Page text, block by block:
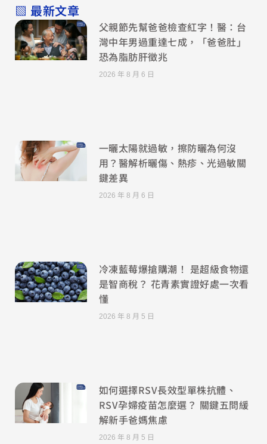
▧ 最新文章
父親節先幫爸爸檢查紅字！醫：台
灣中年男過重達七成，「爸爸肚」
恐為脂肪肝徵兆
2026 年 8 月 6 日
一曬太陽就過敏，擦防曬為何沒
用？醫解析曬傷、熱疹、光過敏關
鍵差異
2026 年 8 月 6 日
冷凍藍莓爆搶購潮！ 是超級食物還
是智商稅？ 花青素實證好處一次看
懂
2026 年 8 月 5 日
如何選擇RSV長效型單株抗體、
RSV孕婦疫苗怎麼選？ 關鍵五問緩
解新手爸媽焦慮
2026 年 8 月 5 日